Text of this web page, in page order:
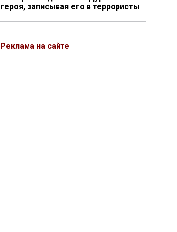
героя, записывая его в террористы
Реклама на сайте